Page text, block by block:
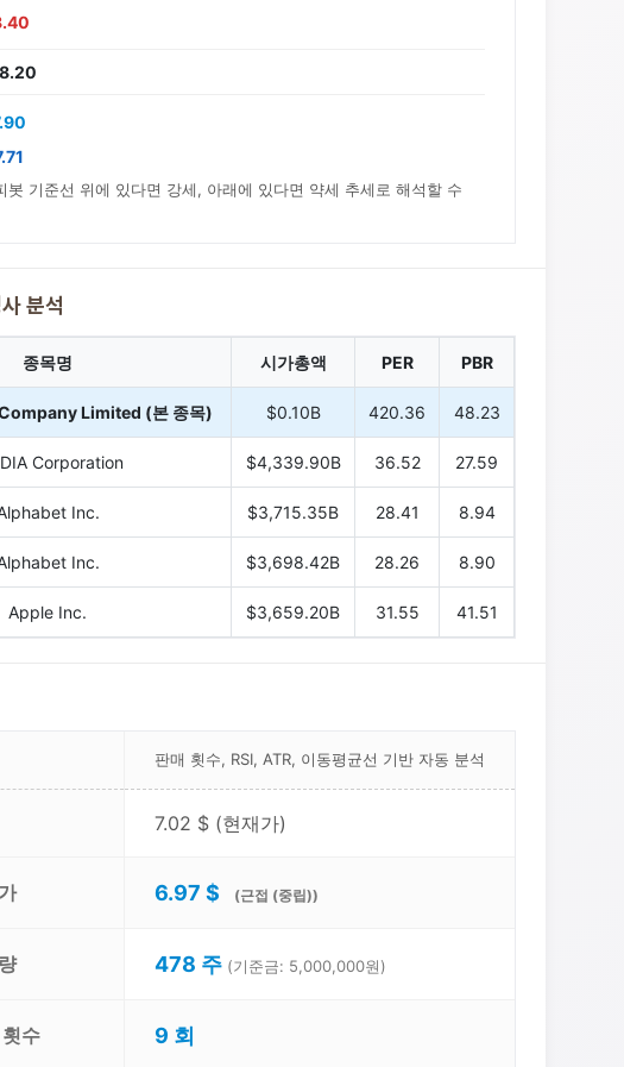
봇 기준선 위에 있다면 강세, 아래에 있다면 약세 추세로 해석할 수
분석
종목명 시가총액 PER PBR
Limited (본 종목) $0.10B 420.36 48.23
Corporation $4,339.90B 36.52 27.59
Inc. $3,715.35B 28.41 8.94
Inc. $3,698.42B 28.26 8.90
Apple Inc. $3,659.20B 31.55 41.51
판매 횟수, RSI, ATR, 이동평균선 기반 자동 분석
7.02 $ (현재가)
6.97 $ (근접 (중립))
478 주 (기준금: 5,000,000원)
수 9 회